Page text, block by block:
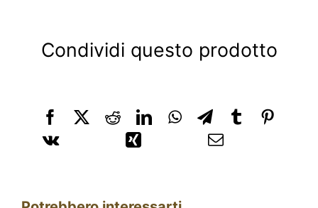
Condividi questo prodotto